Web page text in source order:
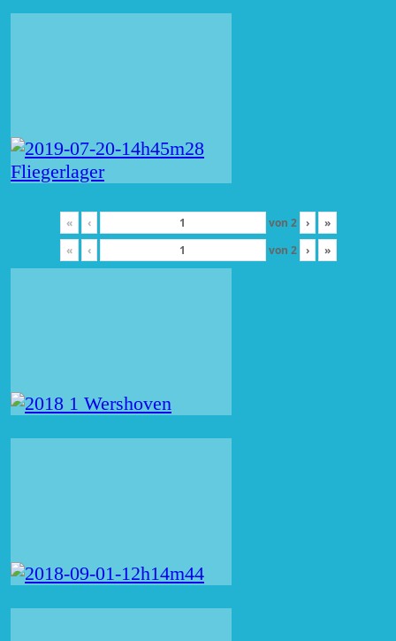
« ‹ von 2 ›
»
«
‹ von 2 › »